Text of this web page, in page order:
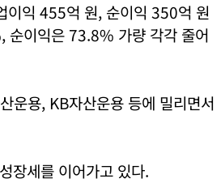
이익 455억 원, 순이익 350억 원
순이익은 73.8% 가량 각각 줄어
운용, KB자산운용 등에 밀리면서
장세를 이어가고 있다.